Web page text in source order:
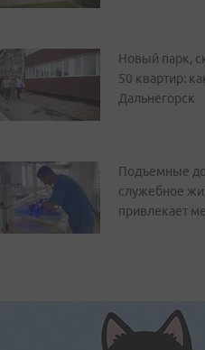
Новый парк,
50 квартир:
Дальнегорск
Подъемные
служебное
привлекает